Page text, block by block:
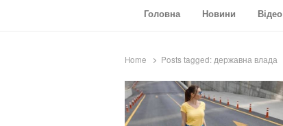
Головна
Новини Відео
Home Posts tagged: державна влада